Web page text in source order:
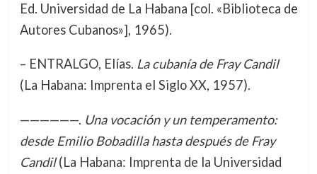
Ed. Universidad de La Habana [col. «Biblioteca de
Autores Cubanos»], 1965).
– ENTRALGO, Elías. La cubanía de Fray Candil
(La Habana: Imprenta el Siglo XX, 1957).
——————. Una vocación y un temperamento:
desde Emilio Bobadilla hasta después de Fray
Candil(La Habana: Imprenta de la Universidad